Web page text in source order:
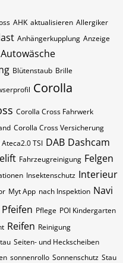
AHK aktualisieren Allergiker
Anhängerkupplung Anzeige
Autowäsche
Blütenstaub Brille
Corolla
Corolla Cross Fahrwerk
Corolla Cross Versicherung
TSI DAB Dashcam
Fahrzeugreinigung Felgen
Insektenschutz Interieur
Myt App nach Inspektion Navi
Pfeifen Pflege POI Kindergarten
Reifen Reinigung
Seiten- und Heckscheiben
sonnenrollo Sonnenschutz Stau